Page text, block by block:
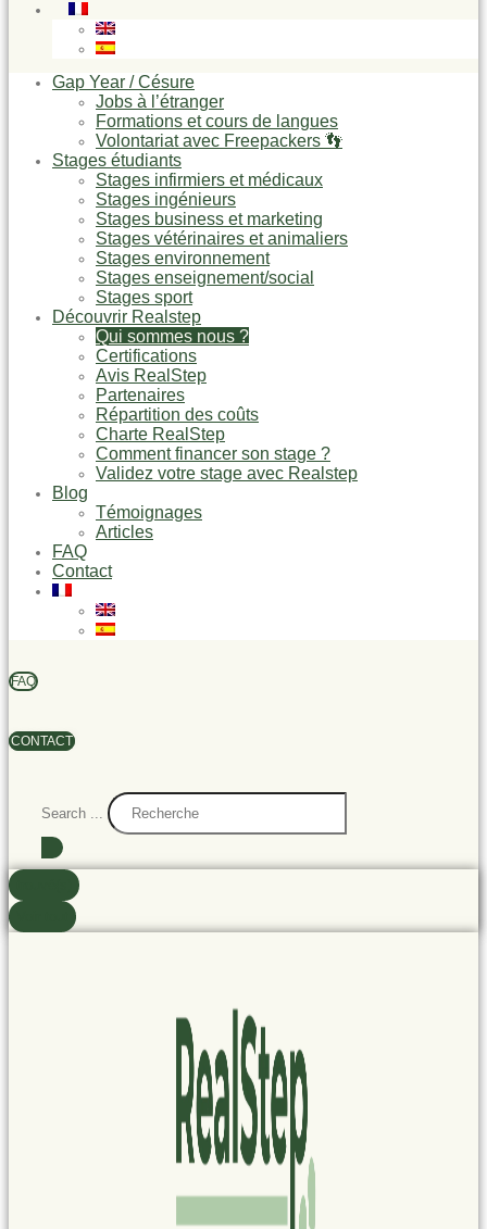
Gap Year / Césure
Jobs à l’étranger
Formations et cours de langues
Volontariat avec Freepackers 👣
Stages étudiants
Stages infirmiers et médicaux
Stages ingénieurs
Stages business et marketing
Stages vétérinaires et animaliers
Stages environnement
Stages enseignement/social
Stages sport
Découvrir Realstep
Qui sommes nous ?
Certifications
Avis RealStep
Partenaires
Répartition des coûts
Charte RealStep
Comment financer son stage ?
Validez votre stage avec Realstep
Blog
Témoignages
Articles
FAQ
Contact
FAQ
CONTACT
Search ...